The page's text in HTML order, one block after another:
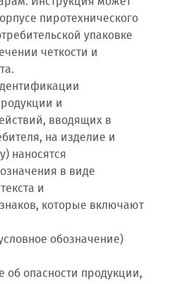
пиротехнического
упаковке
четкости и
и
вводящих в
на изделие и
наносятся
в виде
и
которые включают
обозначение)
опасности продукции,